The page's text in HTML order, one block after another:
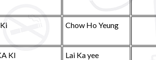
Chow Ho Yeung
KI Lai Ka yee